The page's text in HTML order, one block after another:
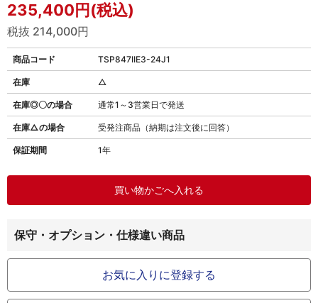
235,400円(税込)
税抜 214,000円
商品コード TSP847IIE3-24J1
在庫◎〇の場合 通常1～3営業日で発送
在庫△の場合 受発注商品（納期は注文後に回答）
保証期間 1年
在庫 △
保守・オプション・仕様違い商品
お気に入りに登録する